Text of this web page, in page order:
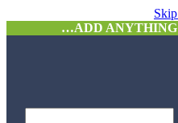
ADD ANYTHING